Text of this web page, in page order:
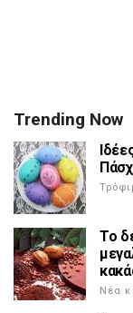
Trending Now
Το
Νέα